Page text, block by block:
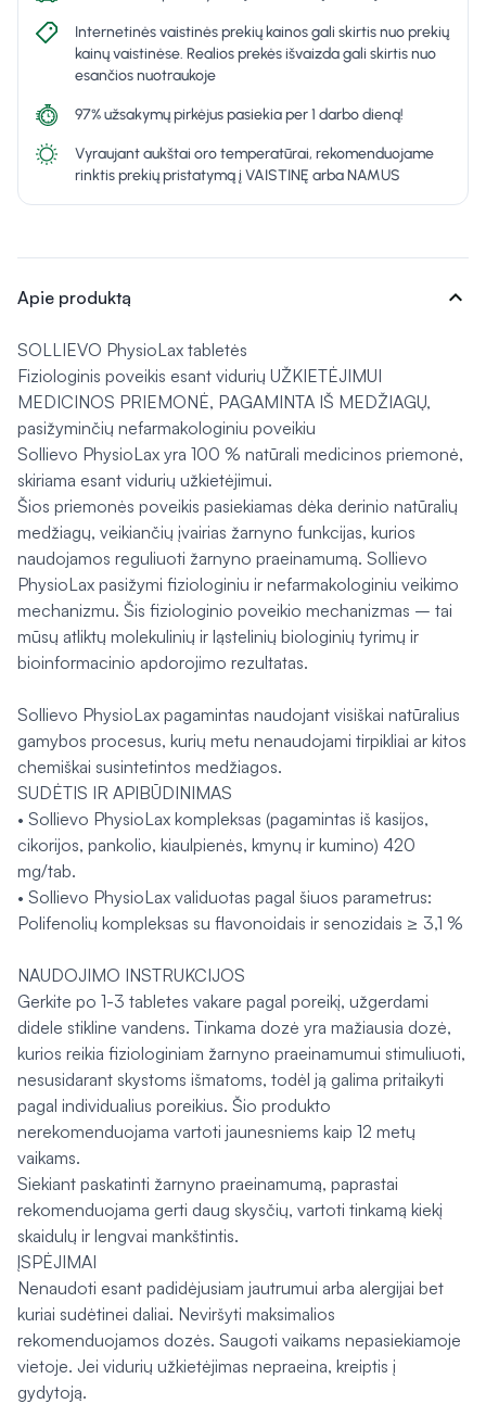
Internetinės vaistinės prekių kainos gali skirtis nuo prekių
kainų vaistinėse. Realios prekės išvaizda gali skirtis nuo
esančios nuotraukoje
97% užsakymų pirkėjus pasiekia per 1 darbo dieną!
Vyraujant aukštai oro temperatūrai, rekomenduojame
rinktis prekių pristatymą į VAISTINĘ arba NAMUS
Apie produktą expand_more
SOLLIEVO PhysioLax tabletės
Fiziologinis poveikis esant vidurių UŽKIETĖJIMUI
MEDICINOS PRIEMONĖ, PAGAMINTA IŠ MEDŽIAGŲ,
pasižyminčių nefarmakologiniu poveikiu
Sollievo PhysioLax yra 100 % natūrali medicinos priemonė,
skiriama esant vidurių užkietėjimui.
Šios priemonės poveikis pasiekiamas dėka derinio natūralių
medžiagų, veikiančių įvairias žarnyno funkcijas, kurios
naudojamos reguliuoti žarnyno praeinamumą. Sollievo
PhysioLax pasižymi fiziologiniu ir nefarmakologiniu veikimo
mechanizmu. Šis fiziologinio poveikio mechanizmas – tai
mūsų atliktų molekulinių ir ląstelinių biologinių tyrimų ir
bioinformacinio apdorojimo rezultatas.
Sollievo PhysioLax pagamintas naudojant visiškai natūralius
gamybos procesus, kurių metu nenaudojami tirpikliai ar kitos
chemiškai susintetintos medžiagos.
SUDĖTIS IR APIBŪDINIMAS
• Sollievo PhysioLax kompleksas (pagamintas iš kasijos,
cikorijos, pankolio, kiaulpienės, kmynų ir kumino) 420
mg/tab.
• Sollievo PhysioLax validuotas pagal šiuos parametrus:
Polifenolių kompleksas su flavonoidais ir senozidais ≥ 3,1 %
NAUDOJIMO INSTRUKCIJOS
Gerkite po 1-3 tabletes vakare pagal poreikį, užgerdami
didele stikline vandens. Tinkama dozė yra mažiausia dozė,
kurios reikia fiziologiniam žarnyno praeinamumui stimuliuoti,
nesusidarant skystoms išmatoms, todėl ją galima pritaikyti
pagal individualius poreikius. Šio produkto
nerekomenduojama vartoti jaunesniems kaip 12 metų
vaikams.
Siekiant paskatinti žarnyno praeinamumą, paprastai
rekomenduojama gerti daug skysčių, vartoti tinkamą kiekį
skaidulų ir lengvai mankštintis.
ĮSPĖJIMAI
Nenaudoti esant padidėjusiam jautrumui arba alergijai bet
kuriai sudėtinei daliai. Neviršyti maksimalios
rekomenduojamos dozės. Saugoti vaikams nepasiekiamoje
vietoje. Jei vidurių užkietėjimas nepraeina, kreiptis į
gydytoją.